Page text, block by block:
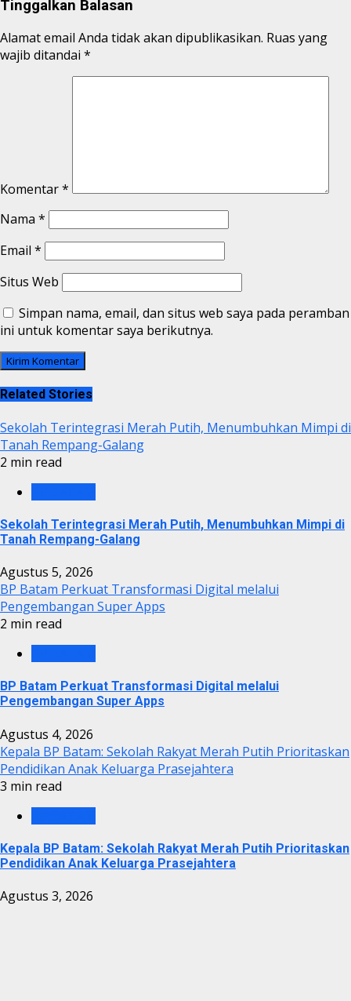
Tinggalkan Balasan
Alamat email Anda tidak akan dipublikasikan. Ruas yang
wajib ditandai *
Komentar*
Nama *
Email *
Situs Web
Simpan nama, email, dan situs web saya pada peramban
ini untuk komentar saya berikutnya.
Related Stories
Sekolah Terintegrasi Merah Putih, Menumbuhkan Mimpi di
Tanah Rempang-Galang
2 min read
Sekolah Terintegrasi Merah Putih, Menumbuhkan Mimpi di
Tanah Rempang-Galang
Agustus 5, 2026
BP Batam Perkuat Transformasi Digital melalui
Pengembangan Super Apps
2 min read
BP Batam Perkuat Transformasi Digital melalui
Pengembangan Super Apps
Agustus 4, 2026
Kepala BP Batam: Sekolah Rakyat Merah Putih Prioritaskan
Pendidikan Anak Keluarga Prasejahtera
3 min read
Kepala BP Batam: Sekolah Rakyat Merah Putih Prioritaskan
Pendidikan Anak Keluarga Prasejahtera
Agustus 3, 2026